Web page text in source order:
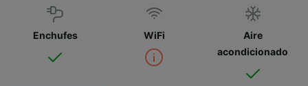
Enchufes WiFi
Aire
acondicionado